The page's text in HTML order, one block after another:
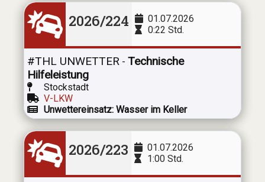
2026/224
01.07.2026
0:22 Std.
#THL UNWETTER - Technische
Hilfeleistung
Stockstadt
V-LKW
Unwettereinsatz: Wasser im Keller
2026/223
01.07.2026
1:00 Std.